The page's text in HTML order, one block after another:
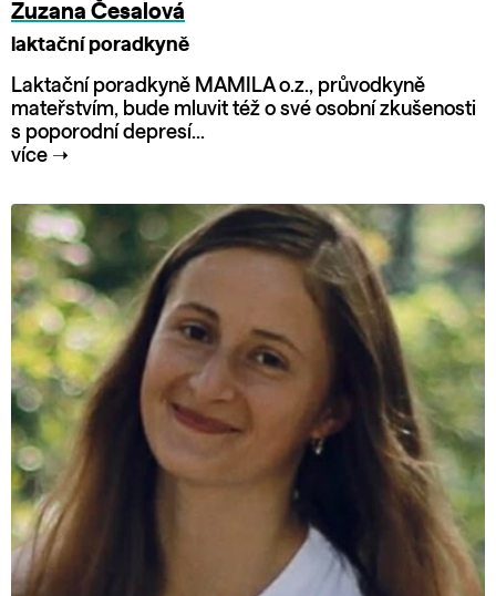
Zuzana Česalová
laktační poradkyně
Laktační poradkyně MAMILA o.z., průvodkyně
mateřstvím, bude mluvit též o své osobní zkušenosti
s poporodní depresí...
více ➝